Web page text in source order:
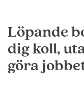
Löpande
dig koll,
göra